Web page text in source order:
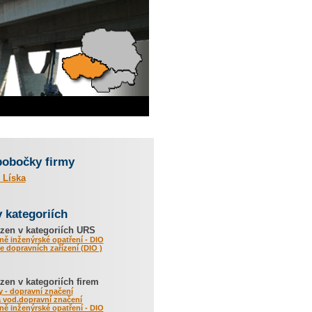
firmy
Líska
kategoriích
v kategoriích URS
inženýrské opatření - DIO
dopravních zařízení (DIO )
v kategoriích firem
- dopravní značení
vod.dopravní značení
inženýrské opatření - DIO